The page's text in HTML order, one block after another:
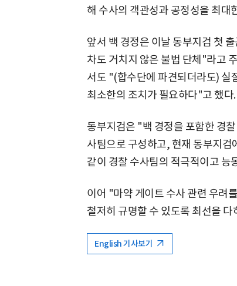
해 수사의 객관성과 공정성을 최대
앞서 백 경정은 이날 동부지검 첫
차도 거치지 않은 불법 단체"라고
서도 "(합수단에 파견되더라도) 실
최소한의 조치가 필요하다"고 했다.
동부지검은 "백 경정을 포함한 경
사팀으로 구성하고, 현재 동부지
같이 경찰 수사팀의 적극적이고
이어 "마약 게이트 수사 관련 우려
철저히 규명할 수 있도록 최선을
English 기사보기